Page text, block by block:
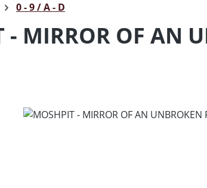
0 - 9 / A - D
- MIRROR OF AN